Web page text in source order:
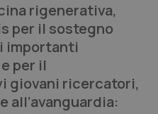
rigenerativa,
per il sostegno
importanti
per il
giovani ricercatori,
all’avanguardia: